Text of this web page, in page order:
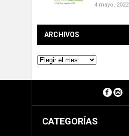
4 mayo, 2022
ARCHIVOS
Archivos
CATEGORÍAS